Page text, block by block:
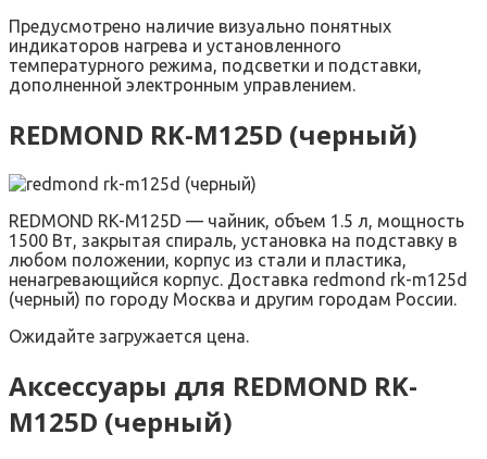
Предусмотрено наличие визуально понятных
индикаторов нагрева и установленного
температурного режима, подсветки и подставки,
дополненной электронным управлением.
REDMOND RK-M125D (черный)
REDMOND RK-M125D — чайник, объем 1.5 л, мощность
1500 Вт, закрытая спираль, установка на подставку в
любом положении, корпус из стали и пластика,
ненагревающийся корпус. Доставка redmond rk-m125d
(черный) по городу Москва и другим городам России.
Ожидайте загружается цена.
Аксессуары для REDMOND RK-
M125D (черный)